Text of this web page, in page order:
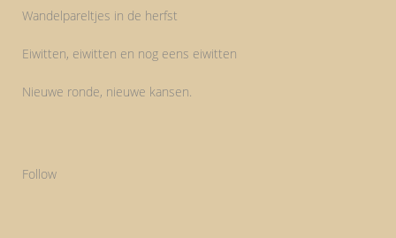
Wandelpareltjes in de herfst
Eiwitten, eiwitten en nog eens eiwitten
Nieuwe ronde, nieuwe kansen.
Follow